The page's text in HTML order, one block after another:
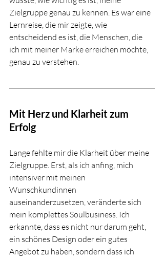
Zielgruppe genau zu kennen. Es war eine
Lernreise, die mir zeigte, wie
entscheidend es ist, die Menschen, die
ich mit meiner Marke erreichen möchte,
genau zu verstehen.
Mit Herz und Klarheit zum
Erfolg
Lange fehlte mir die Klarheit über meine
Zielgruppe. Erst, als ich anfing, mich
intensiver mit meinen
Wunschkundinnen
auseinanderzusetzen, veränderte sich
mein komplettes Soulbusiness. Ich
erkannte, dass es nicht nur darum geht,
ein schönes Design oder ein gutes
Angebot zu haben, sondern dass ich